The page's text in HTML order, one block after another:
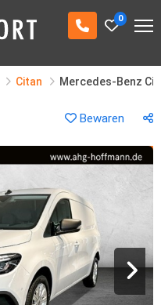
0
Citan Mercedes-Benz
Bewaren